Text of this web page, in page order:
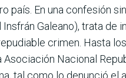
país. En una confesión
Galeano), trata de
crimen. Hasta
Nacional
tal como lo denun­ció el